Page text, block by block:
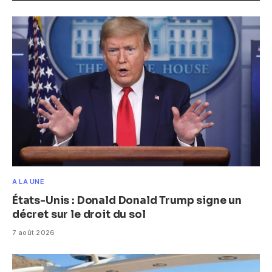
A LA UNE
États-Unis : Donald Donald Trump signe un
décret sur le droit du sol
7 août 2026